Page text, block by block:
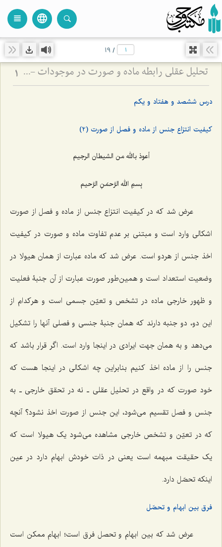
language
view_headline
/
19
تحلیل عقلی رابطه ماده و صورت در موجودات - بررسی تقدم و تأخر وجودی ماده و صورت در عالم خارج 1
درس ششصد و هفتاد و یکم
کیفیت انتزاع جنس از ماده و فصل از صورت (2)
أعوذ بالله من الشیطان الرجیم
بِسمِ الله الرَّحمَنِ الرَّحیم
عرض شد که در کیفیت انتزاع جنس از ماده و فصل از صورت
اشکالى وارد است و مبتنى بر عدم تفاوت ماده و صورت در کیفیت
اخذ جنس از هردو است. عرض شد که ماده عبارت از همان هیولا در
وضعیت استعداد است و همین‌طور صورت عبارت از آن جنبۀ فعلیت
و ظهور خارجى ماده در تشخص و تعیّن جسمى است ‌و هرکدام از
این دو، دو جنبه دارند که همان جنبۀ جنسى و فصلى آنها را تشکیل
مى‌دهد و به همان جهت ایرادى در اینجا وارد است. اگر قرار باشد که
جنس را از ماده اخذ کنیم بنابراین چه اشکالى در اینجا هست که
خود صورت که در واقع در تحلیل عقلى ـ نه در تحقق خارجی ـ به
جنس و فصل تقسیم مى‌شود، این جنس از صورت اخذ نشود؟ آنچه
که در تعیّن و تشخص خارجى مشاهده مى‌شود یک هیولا است که
یک حقیقت مبهمه است یعنى در ذات خودش ابهام دارد در عین
اینکه تحصّل دارد.
فرق بین ابهام و تحصّل
عرض شد که بین ابهام و تحصل فرق است؛ ابهام ممکن است